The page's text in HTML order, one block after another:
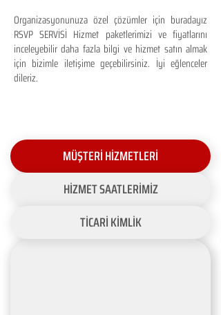
Organizasyonunuza özel çözümler için buradayız
RSVP SERVİSİ Hizmet paketlerimizi ve fiyatlarını
inceleyebilir daha fazla bilgi ve hizmet satın almak
için bizimle iletişime geçebilirsiniz. İyi eğlenceler
dileriz.
MÜŞTERİ HİZMETLERİ
HİZMET SAATLERİMİZ
TİCARİ KİMLİK